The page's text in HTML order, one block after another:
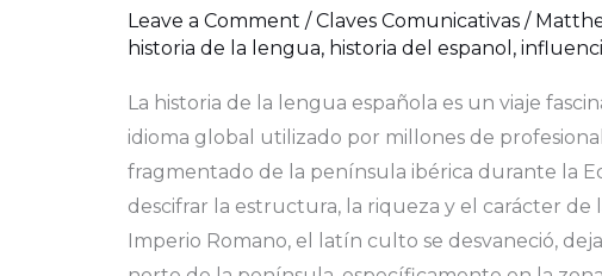
Leave a Comment /Claves Comunicativas/
historia de la lengua, historia del espanol ,
La historia de la lengua española es un viaje
idioma global utilizado por millones de
fragmentado de la península ibérica durante la
descifrar la estructura, la riqueza y el carácter de
Imperio Romano, el latín culto se desvaneció,
y
la
Expansión
del
Español
en
la